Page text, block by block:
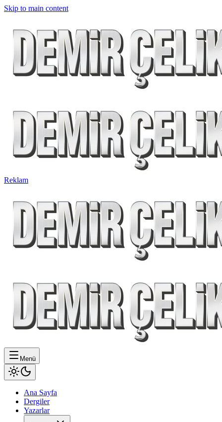
Skip to main content
Reklam
Menü
Ana Sayfa
Dergiler
Yazarlar